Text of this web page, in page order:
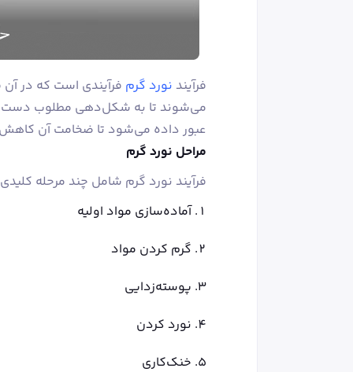
فرآیند نورد گرم فرآیندی است که در آن
می‌شوند تا به شکل‌دهی مطلوب دست
عبور داده می‌شود تا ضخامت آن کاهش
مراحل نورد گرم
فرآیند نورد گرم شامل چند مرحله
آماده‌سازی مواد اولیه
گرم کردن مواد
پوسته‌زدایی
نورد کردن
خنک‌کاری